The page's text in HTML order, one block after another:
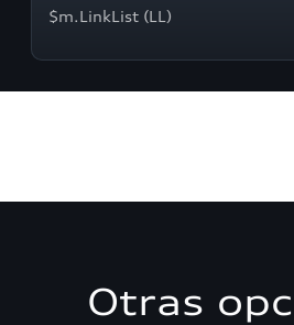
$m.LinkList (LL)
Otras